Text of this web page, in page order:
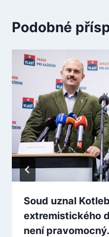
Podobné
Soud uznal
extremistického
není